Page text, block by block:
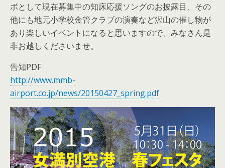
ボとして現在募集中の知床応援ソングのお披露目、その
他にも地元小学校金管クラブの演奏など沢山の催し物が
あり楽しいイベントになると思いますので、みなさん是
非お越しくださいませ。
告知PDF
http://www.mmb-
airport.co.jp/news/20150427_spring.pdf